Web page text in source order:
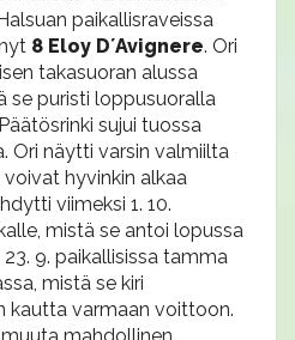
paikallisraveissa
8 Eloy D´Avignere. Ori
takasuoran alussa
se puristi loppusuoralla
sujui tuossa
Ori näytti varsin valmiilta
hyvinkin alkaa
viimeksi 1. 10.
mistä se antoi lopussa
9. paikallisissa tamma
mistä se kiri
kautta varmaan voittoon.